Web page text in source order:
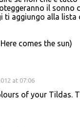
il
ti aggiungo alla lista
comes the sun)
at 07:06
of your Tildas.